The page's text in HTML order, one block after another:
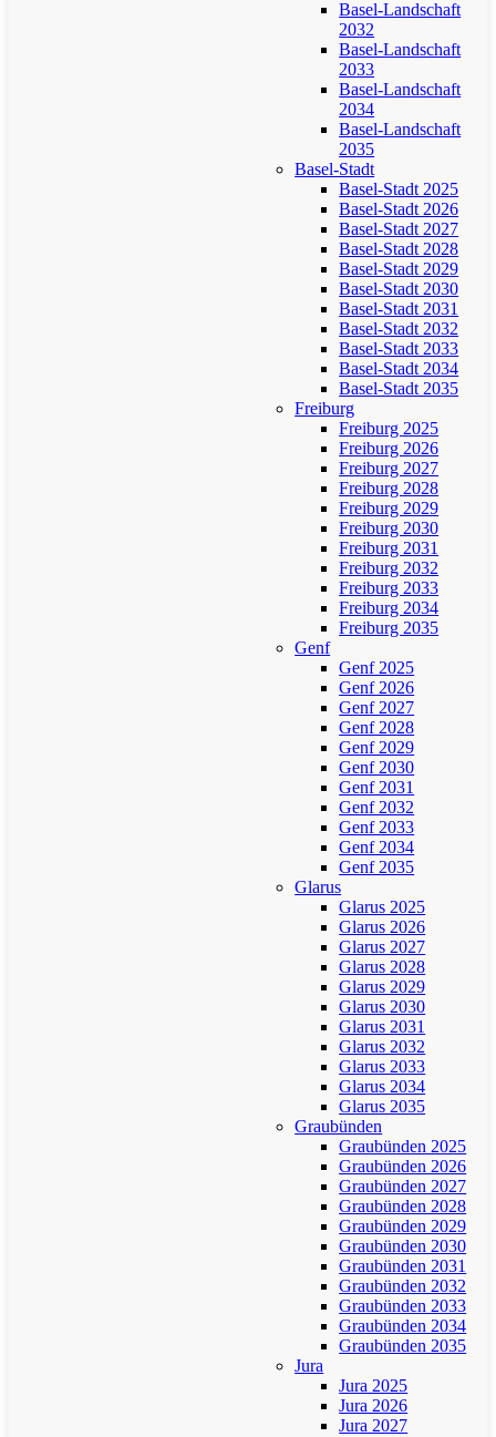
Basel-Landschaft
2032
Basel-Landschaft
2033
Basel-Landschaft
2034
Basel-Landschaft
2035
Basel-Stadt
Basel-Stadt 2025
Basel-Stadt 2026
Basel-Stadt 2027
Basel-Stadt 2028
Basel-Stadt 2029
Basel-Stadt 2030
Basel-Stadt 2031
Basel-Stadt 2032
Basel-Stadt 2033
Basel-Stadt 2034
Basel-Stadt 2035
Freiburg
Freiburg 2025
Freiburg 2026
Freiburg 2027
Freiburg 2028
Freiburg 2029
Freiburg 2030
Freiburg 2031
Freiburg 2032
Freiburg 2033
Freiburg 2034
Freiburg 2035
Genf
Genf 2025
Genf 2026
Genf 2027
Genf 2028
Genf 2029
Genf 2030
Genf 2031
Genf 2032
Genf 2033
Genf 2034
Genf 2035
Glarus
Glarus 2025
Glarus 2026
Glarus 2027
Glarus 2028
Glarus 2029
Glarus 2030
Glarus 2031
Glarus 2032
Glarus 2033
Glarus 2034
Glarus 2035
Graubünden
Graubünden 2025
Graubünden 2026
Graubünden 2027
Graubünden 2028
Graubünden 2029
Graubünden 2030
Graubünden 2031
Graubünden 2032
Graubünden 2033
Graubünden 2034
Graubünden 2035
Jura
Jura 2025
Jura 2026
Jura 2027